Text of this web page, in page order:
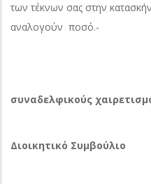
των τέκνων σας στην
αναλογούν ποσό.-
συναδελφικούς
Διοικητικό Συμβούλιο